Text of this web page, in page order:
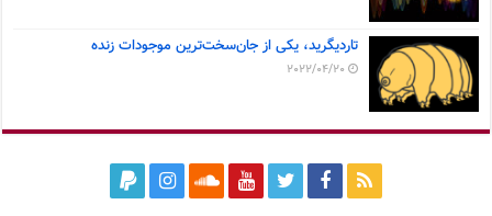
تاردیگرید، یکی از جان‌سخت‌ترین موجودات زنده
2022/04/20